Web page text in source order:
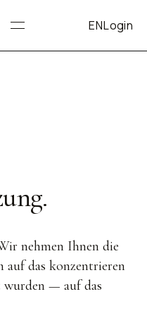
ENLogin
nehmen Ihnen die
auf das konzentrieren
wurden — auf das